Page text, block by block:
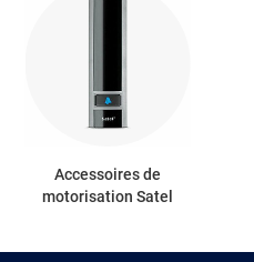
Accessoires de
motorisation Satel